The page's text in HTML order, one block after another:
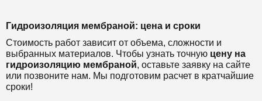
Гидроизоляция мембраной: цена и сроки
Стоимость работ зависит от объема, сложности и
выбранных материалов. Чтобы узнать точную цену на
гидроизоляцию мембраной, оставьте заявку на сайте
или позвоните нам. Мы подготовим расчет в кратчайшие
сроки!